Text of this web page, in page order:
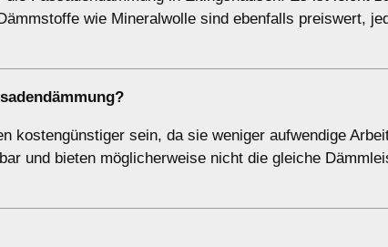
wie Mineralwolle sind ebenfalls preiswert,
kostengünstiger sein, da sie weniger aufwendige
und bieten möglicherweise nicht die gleiche